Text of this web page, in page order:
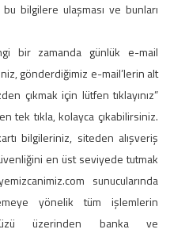
bilgilere ulaşması ve bunları
bir zamanda günlük e-mail
gönderdiğimiz e-mail’lerin alt
çıkmak için lütfen tıklayınız”
tek tıkla, kolayca çıkabilirsiniz.
bilgileriniz, siteden alışveriş
en üst seviyede tutmak
sunucularında
yönelik tüm işlemlerin
üzerinden banka ve